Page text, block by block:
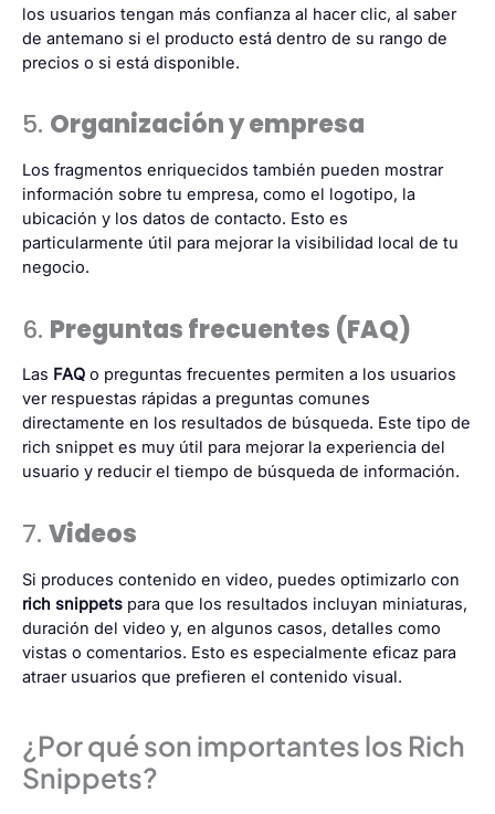
los usuarios tengan más confianza al hacer clic, al saber
de antemano si el producto está dentro de su rango de
precios o si está disponible.
5. Organización y empresa
Los fragmentos enriquecidos también pueden mostrar
información sobre tu empresa, como el logotipo, la
ubicación y los datos de contacto. Esto es
particularmente útil para mejorar la visibilidad local de tu
negocio.
6. Preguntas frecuentes (FAQ)
Las FAQ o preguntas frecuentes permiten a los usuarios
ver respuestas rápidas a preguntas comunes
directamente en los resultados de búsqueda. Este tipo de
rich snippet es muy útil para mejorar la experiencia del
usuario y reducir el tiempo de búsqueda de información.
7. Videos
Si produces contenido en video, puedes optimizarlo con
rich snippets para que los resultados incluyan miniaturas,
duración del video y, en algunos casos, detalles como
vistas o comentarios. Esto es especialmente eficaz para
atraer usuarios que prefieren el contenido visual.
¿Por qué son importantes los Rich
Snippets?